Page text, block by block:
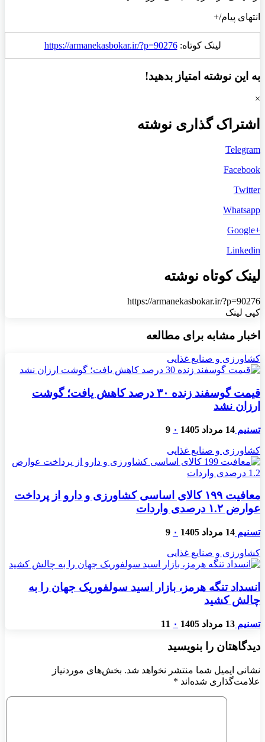
انتهای پیام/+
لینک کوتاه:https://armanekasbokar.ir/?p=90276
به این نوشته امتیاز بدهید!
×
اشتراک گذاری نوشته
Telegram
Facebook
Twitter
Whatsapp
+Google
Linkedin
لینک کوتاه نوشته
https://armanekasbokar.ir/?p=90276
کپی لینک
اخبار مشابه برای مطالعه
کشاورزی و صنایع غذایی
قیمت گوسفند زنده ۳۰ درصد کاهش یافت؛ گوشت
ارزان نشد
تسنیم 14 مرداد 1405 ۰ 9
کشاورزی و صنایع غذایی
معافیت ۱۹۹ کالای اساسی کشاورزی و دارو از پرداخت
عوارض ۱.۲ درصدی واردات
تسنیم 14 مرداد 1405 ۰ 9
کشاورزی و صنایع غذایی
انسداد تنگه هرمز، بازار اسید سولفوریک جهان را به
چالش کشید
تسنیم 13 مرداد 1405 ۰ 11
دیدگاهتان را بنویسید
نشانی ایمیل شما منتشر نخواهد شد. بخش‌های موردنیاز
علامت‌گذاری شده‌اند *